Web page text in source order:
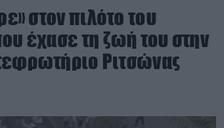
στον πιλότο του
έχασε τη ζωή του στην
Ριτσώνας